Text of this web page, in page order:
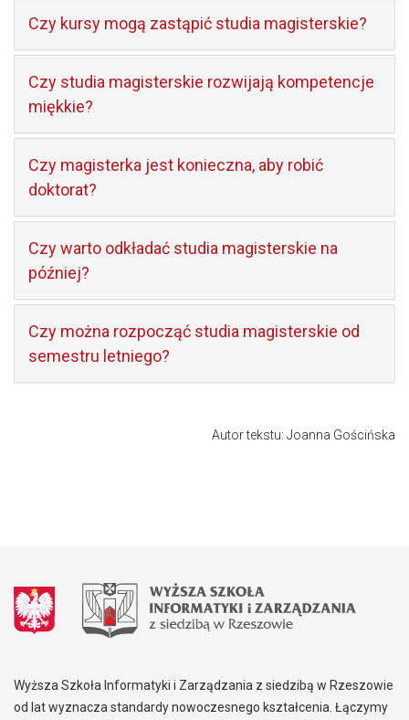
Czy kursy mogą zastąpić studia magisterskie?
Czy studia magisterskie rozwijają kompetencje
miękkie?
Czy magisterka jest konieczna, aby robić
doktorat?
Czy warto odkładać studia magisterskie na
później?
Czy można rozpocząć studia magisterskie od
semestru letniego?
Autor tekstu: Joanna Gościńska
Wyższa Szkoła Informatyki i Zarządzania z siedzibą w Rzeszowie
od lat wyznacza standardy nowoczesnego kształcenia. Łączymy